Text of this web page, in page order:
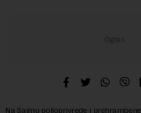
Na Sajmu poljoprivrede i